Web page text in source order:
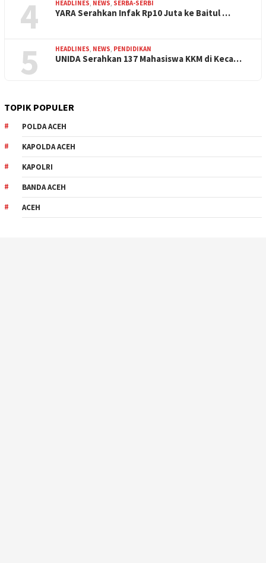
4 HEADLINES, NEWS, SERBA-SERBI
YARA Serahkan Infak Rp10 Juta ke Baitul …
5 HEADLINES, NEWS, PENDIDIKAN
UNIDA Serahkan 137 Mahasiswa KKM di Keca…
TOPIK POPULER
POLDA ACEH
KAPOLDA ACEH
KAPOLRI
BANDA ACEH
ACEH